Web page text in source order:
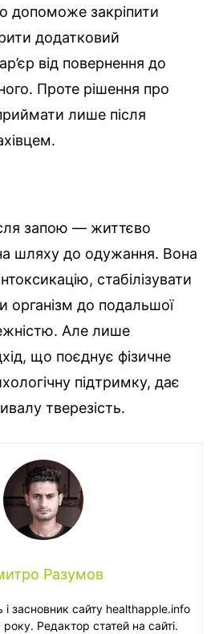
допоможе закріпити
додатковий
від повернення до
Проте рішення про
лише після
запою — життєво
шляху до одужання. Вона
стабілізувати
організм до подальшої
Але лише
що поєднує фізичне
підтримку, дає
тверезість.
Разумов
і засновник сайту healthapple.info
Редактор статей на сайті.